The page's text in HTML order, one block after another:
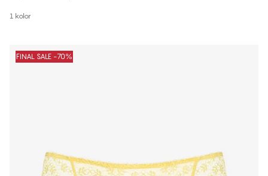
1 kolor
FINAL SALE -70%